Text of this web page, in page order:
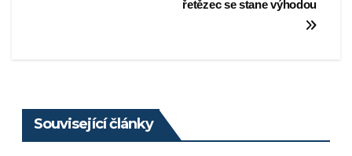
řetězec se stane výhodou
Související články